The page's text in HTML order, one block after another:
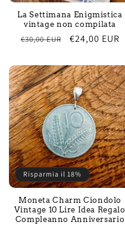
La Settimana Enigmistica
vintage non compilata
Prezzo
listino
€30,00 EUR
Prezzo
€24,00 EUR
Risparmia il 18%
Moneta Charm Ciondolo
Vintage 10 Lire Idea Regalo
Compleanno Anniversario